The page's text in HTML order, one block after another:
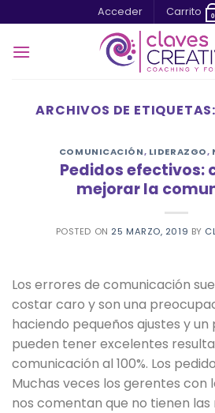
al
contenido
Acceder Carrito 0
ARCHIVOS DE ETIQUETAS:
COMUNICACIÓN, LIDERAZGO,
Pedidos efectivos:
mejorar la
POSTED ON 25 MARZO, 2019 BY
Los errores de comunicación
costar caro y son una
haciendo pequeños ajustes y un
pueden tener excelentes
comunicación al 100%. Los
Muchas veces los gerentes con
nos comentan que no tienen las